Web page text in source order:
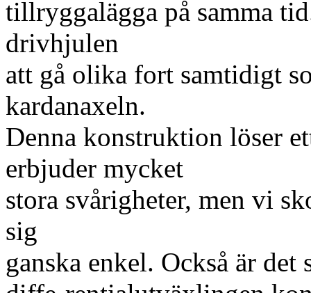
tillryggalägga på samma
drivhjulen
att gå olika fort samtidigt
kardanaxeln.
Denna konstruktion löser
erbjuder mycket
stora svårigheter, men vi
sig
ganska enkel. Också är det